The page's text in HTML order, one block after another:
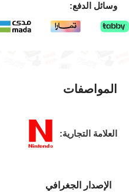
وسائل الدفع:
المواصفات
العلامة التجارية:
الإصدار الجغرافي